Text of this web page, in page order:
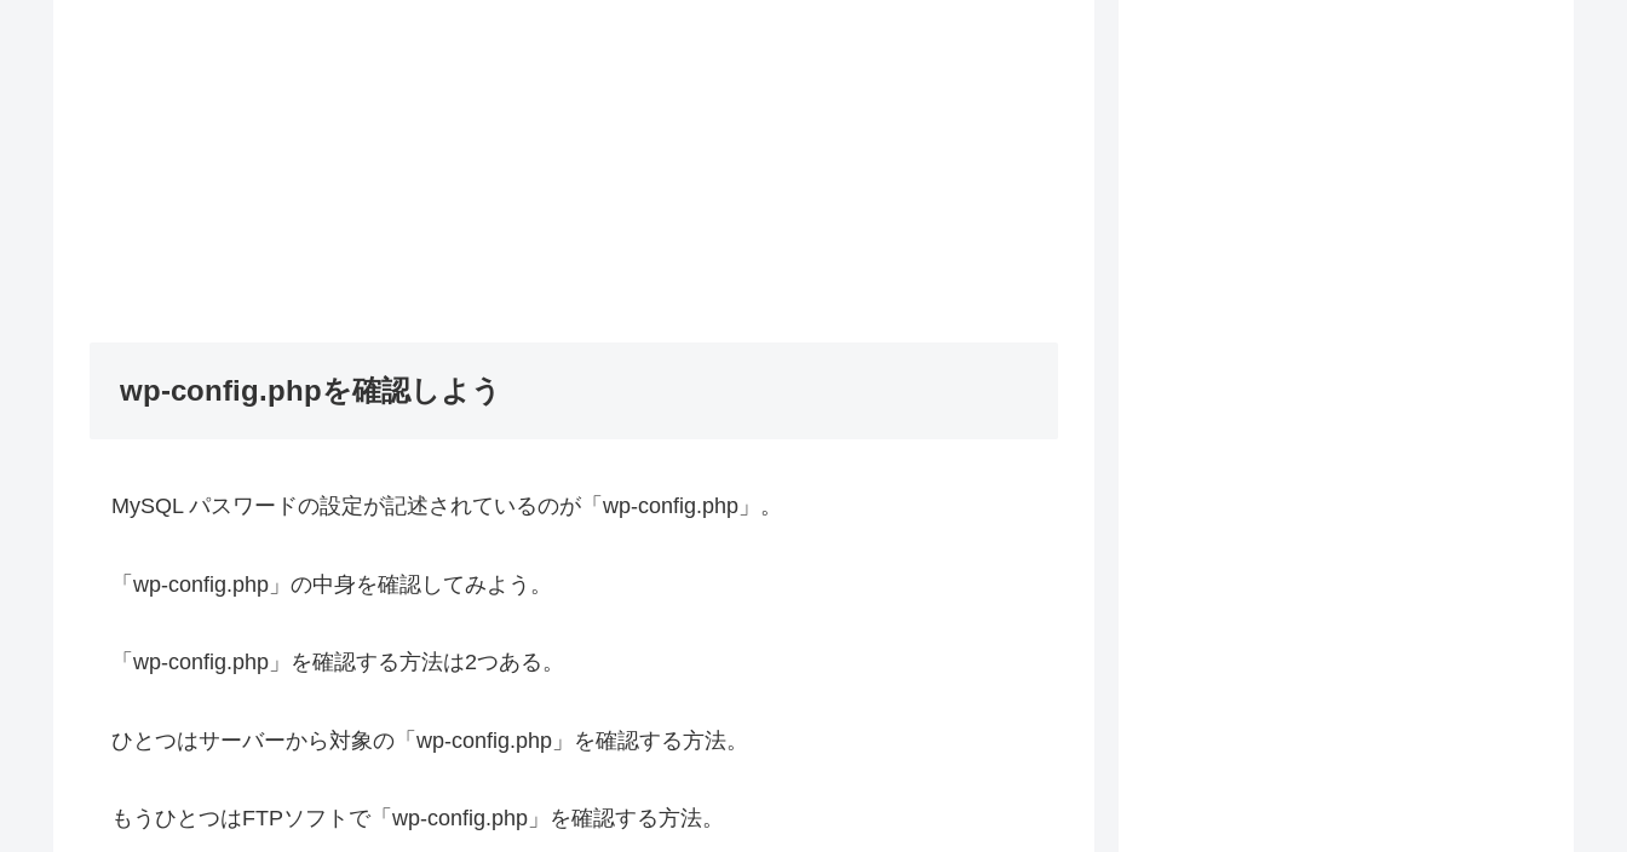
wp-config.phpを確認しよう
MySQL パスワードの設定が記述されているのが「wp-config.php」。
「wp-config.php」の中身を確認してみよう。
「wp-config.php」を確認する方法は2つある。
ひとつはサーバーから対象の「wp-config.php」を確認する方法。
もうひとつはFTPソフトで「wp-config.php」を確認する方法。